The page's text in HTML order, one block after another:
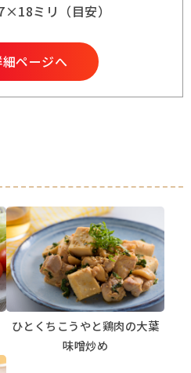
ミリ（目安）
ページへ
ひとくちこうやと鶏肉の大葉
味噌炒め